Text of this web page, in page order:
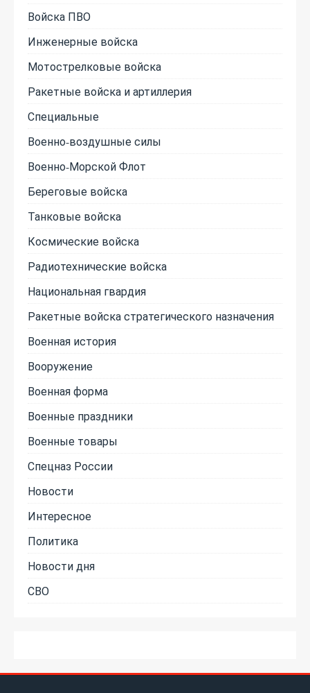
Войска ПВО
Инженерные войска
Мотострелковые войска
Ракетные войска и артиллерия
Специальные
Военно-воздушные силы
Военно-Морской Флот
Береговые войска
Танковые войска
Космические войска
Радиотехнические войска
Национальная гвардия
Ракетные войска стратегического назначения
Военная история
Вооружение
Военная форма
Военные праздники
Военные товары
Спецназ России
Новости
Интересное
Политика
Новости дня
СВО